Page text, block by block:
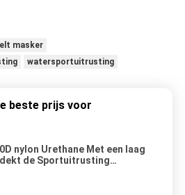
masker
watersportuitrusting
beste prijs voor
nylon Urethane Met een laag
de Sportuitrusting